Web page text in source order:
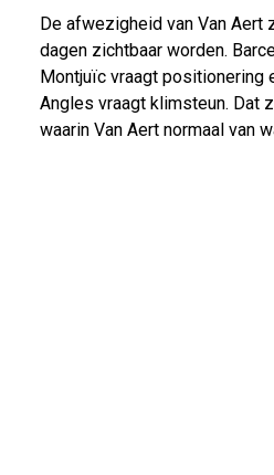
De afwezigheid van Van Aert
dagen zichtbaar worden.
Montjuïc vraagt positionering
Angles vraagt klimsteun. Dat
waarin Van Aert normaal van